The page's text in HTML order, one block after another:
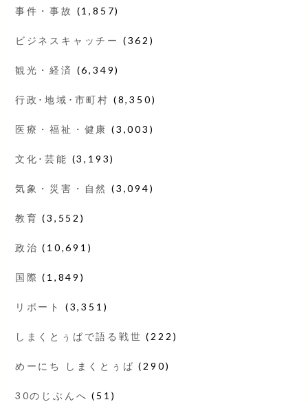
事件・事故 (1,857)
ビジネスキャッチー (362)
観光・経済 (6,349)
行政･地域･市町村 (8,350)
医療・福祉・健康 (3,003)
文化･芸能 (3,193)
気象・災害・自然 (3,094)
教育 (3,552)
政治 (10,691)
国際 (1,849)
リポート (3,351)
しまくとぅばで語る戦世 (222)
めーにち しまくとぅば (290)
30のじぶんへ (51)